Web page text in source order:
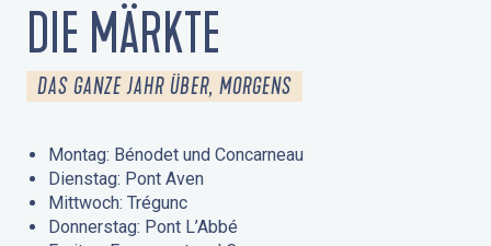
DIE MÄRKTE
DAS GANZE JAHR ÜBER, MORGENS
Montag: Bénodet und Concarneau
Dienstag: Pont Aven
Mittwoch: Trégunc
Donnerstag: Pont L’Abbé